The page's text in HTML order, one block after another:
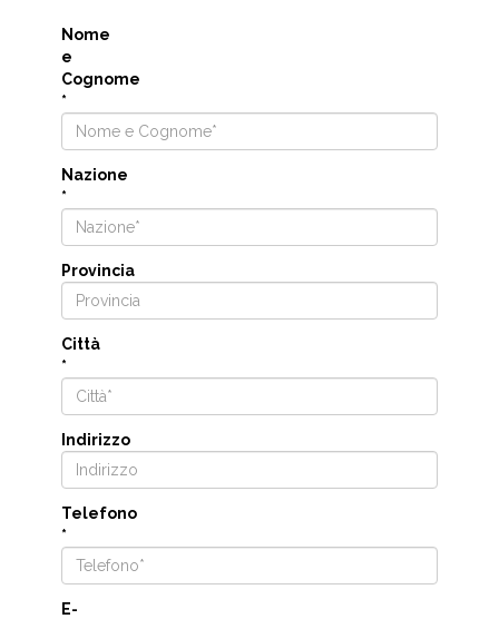
Nome
e
Cognome
*
Nazione
*
Provincia
Città
*
Indirizzo
Telefono
*
E-